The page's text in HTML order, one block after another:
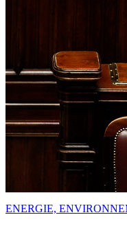
ENERGIE,